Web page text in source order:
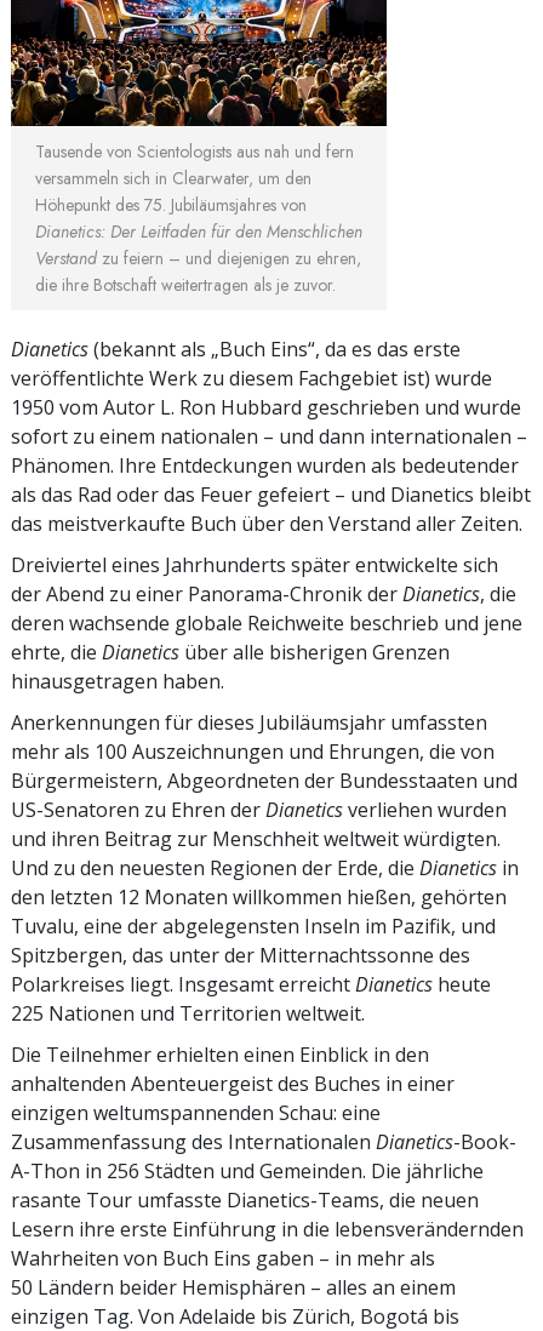
Tausende von Scientologists aus nah und fern
versammeln sich in Clearwater, um den
Höhepunkt des 75. Jubiläumsjahres von
Dianetics: Der Leitfaden für den Menschlichen
Verstand zu feiern – und diejenigen zu ehren,
die ihre Botschaft weitertragen als je zuvor.
Dianetics(bekannt als „Buch Eins“, da es das erste
veröffentlichte Werk zu diesem Fachgebiet ist) wurde
1950 vom Autor L. Ron Hubbard geschrieben und wurde
sofort zu einem nationalen – und dann internationalen –
Phänomen. Ihre Entdeckungen wurden als bedeutender
als das Rad oder das Feuer gefeiert – und Dianetics bleibt
das meistverkaufte Buch über den Verstand aller Zeiten.
Dreiviertel eines Jahrhunderts später entwickelte sich
der Abend zu einer Panorama-Chronik derDianetics, die
deren wachsende globale Reichweite beschrieb und jene
ehrte, die Dianetics über alle bisherigen Grenzen
hinausgetragen haben.
Anerkennungen für dieses Jubiläumsjahr umfassten
mehr als 100 Auszeichnungen und Ehrungen, die von
Bürgermeistern, Abgeordneten der Bundesstaaten und
US-Senatoren zu Ehren derDianeticsverliehen wurden
und ihren Beitrag zur Menschheit weltweit würdigten.
Und zu den neuesten Regionen der Erde, die Dianetics in
den letzten 12 Monaten willkommen hießen, gehörten
Tuvalu, eine der abgelegensten Inseln im Pazifik, und
Spitzbergen, das unter der Mitternachtssonne des
Polarkreises liegt. Insgesamt erreichtDianetics heute
225 Nationen und Territorien weltweit.
Die Teilnehmer erhielten einen Einblick in den
anhaltenden Abenteuergeist des Buches in einer
einzigen weltumspannenden Schau: eine
Zusammenfassung des Internationalen Dianetics-Book-
A-Thon in 256 Städten und Gemeinden. Die jährliche
rasante Tour umfasste Dianetics-Teams, die neuen
Lesern ihre erste Einführung in die lebensverändernden
Wahrheiten von Buch Eins gaben – in mehr als
50 Ländern beider Hemisphären – alles an einem
einzigen Tag. Von Adelaide bis Zürich, Bogotá bis